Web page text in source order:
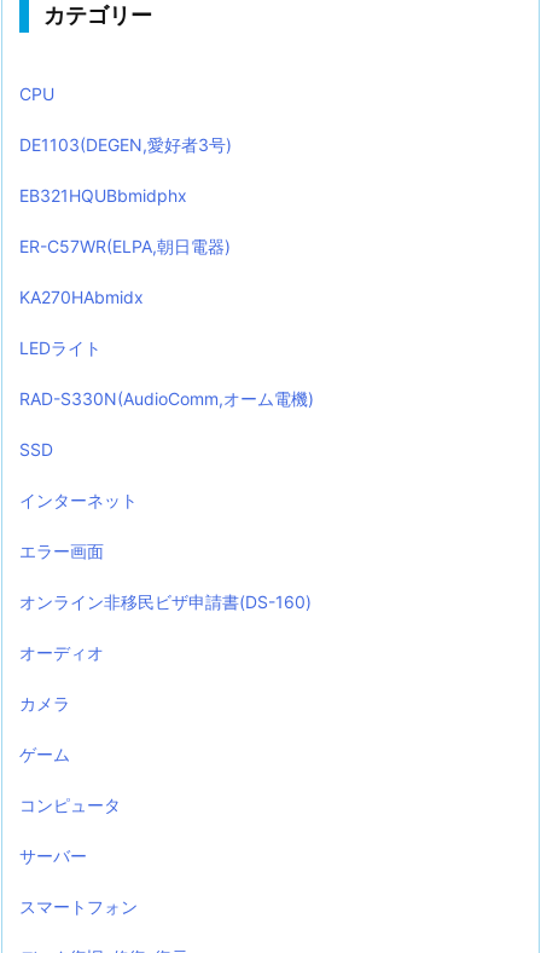
カテゴリー
CPU
DE1103(DEGEN,愛好者3号)
EB321HQUBbmidphx
ER-C57WR(ELPA,朝日電器)
KA270HAbmidx
LEDライト
RAD-S330N(AudioComm,オーム電機)
SSD
インターネット
エラー画面
オンライン非移民ビザ申請書(DS-160)
オーディオ
カメラ
ゲーム
コンピュータ
サーバー
スマートフォン